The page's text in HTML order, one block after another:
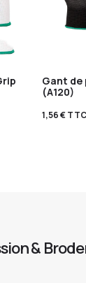
Gant de
(A120)
1,56€TTC
&